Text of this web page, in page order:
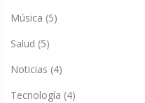
Música (5)
Salud (5)
Noticias (4)
Tecnología (4)